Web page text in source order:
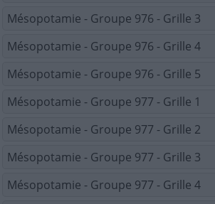
Mésopotamie - Groupe 976 - Grille 3
Mésopotamie - Groupe 976 - Grille 4
Mésopotamie - Groupe 976 - Grille 5
Mésopotamie - Groupe 977 - Grille 1
Mésopotamie - Groupe 977 - Grille 2
Mésopotamie - Groupe 977 - Grille 3
Mésopotamie - Groupe 977 - Grille 4